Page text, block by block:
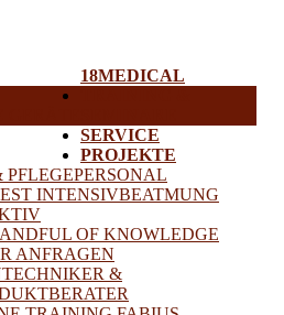
18MEDICAL
INTENSIVBEATMUNG
OF KNOWLEDGE
ANFRAGEN
&
SERVICE
PROJEKTE